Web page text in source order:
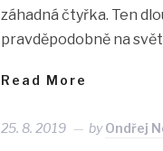
záhadná čtyřka. Ten
pravděpodobně na
Read More
25. 8. 2019 byOndřej